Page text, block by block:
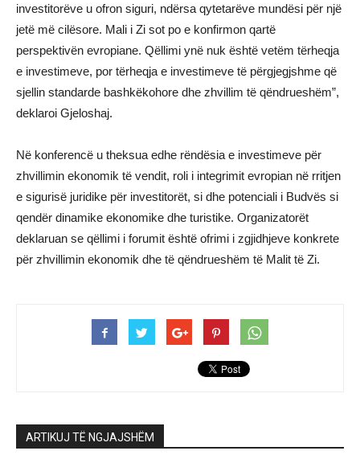
investitorëve u ofron siguri, ndërsa qytetarëve mundësi për një
jetë më cilësore. Mali i Zi sot po e konfirmon qartë
perspektivën evropiane. Qëllimi ynë nuk është vetëm tërheqja
e investimeve, por tërheqja e investimeve të përgjegjshme që
sjellin standarde bashkëkohore dhe zhvillim të qëndrueshëm”,
deklaroi Gjeloshaj.
Në konferencë u theksua edhe rëndësia e investimeve për
zhvillimin ekonomik të vendit, roli i integrimit evropian në rritjen
e sigurisë juridike për investitorët, si dhe potenciali i Budvës si
qendër dinamike ekonomike dhe turistike. Organizatorët
deklaruan se qëllimi i forumit është ofrimi i zgjidhjeve konkrete
për zhvillimin ekonomik dhe të qëndrueshëm të Malit të Zi.
ARTIKUJ TË NGJAJSHËM